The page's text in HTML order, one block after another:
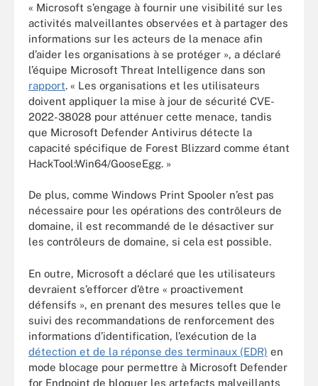
« Microsoft s’engage à fournir une visibilité sur les
activités malveillantes observées et à partager des
informations sur les acteurs de la menace afin
d’aider les organisations à se protéger », a déclaré
l’équipe Microsoft Threat Intelligence dans son
rapport. « Les organisations et les utilisateurs
doivent appliquer la mise à jour de sécurité CVE-
2022-38028 pour atténuer cette menace, tandis
que Microsoft Defender Antivirus détecte la
capacité spécifique de Forest Blizzard comme étant
HackTool:Win64/GooseEgg. »
De plus, comme Windows Print Spooler n’est pas
nécessaire pour les opérations des contrôleurs de
domaine, il est recommandé de le désactiver sur
les contrôleurs de domaine, si cela est possible.
En outre, Microsoft a déclaré que les utilisateurs
devraient s’efforcer d’être « proactivement
défensifs », en prenant des mesures telles que le
suivi des recommandations de renforcement des
informations d’identification, l’exécution de la
détection et de la réponse des terminaux (EDR) en
mode blocage pour permettre à Microsoft Defender
for Endpoint de bloquer les artefacts malveillants